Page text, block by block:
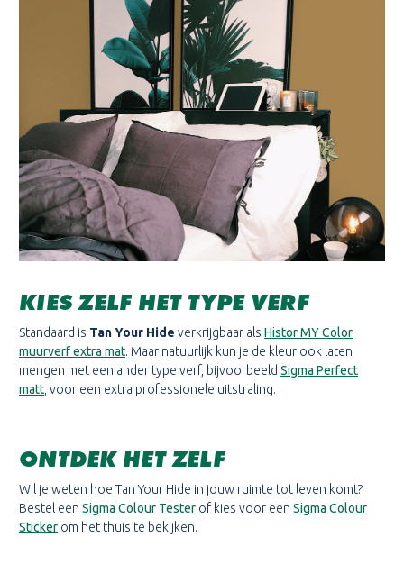
KIES ZELF HET TYPE VERF
Standaard is Tan Your Hide verkrijgbaar als Histor MY Color
muurverf extra mat. Maar natuurlijk kun je de kleur ook laten
mengen met een ander type verf, bijvoorbeeld Sigma Perfect
matt , voor een extra professionele uitstraling.
ONTDEK HET ZELF
Wil je weten hoe Tan Your Hide in jouw ruimte tot leven komt?
Bestel een Sigma Colour Tester of kies voor een Sigma Colour
Sticker om het thuis te bekijken.